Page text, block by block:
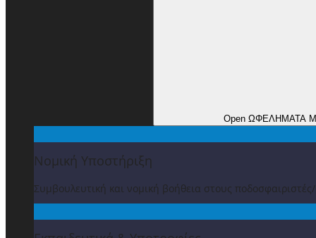
Open ΩΦΕΛΗΜΑΤΑ
Νομική Υποστήριξη
Συμβουλευτική και νομική βοήθεια στους